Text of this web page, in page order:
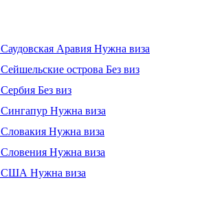
Саудовская Аравия Нужна виза
Сейшельские острова Без виз
Сербия Без виз
Сингапур Нужна виза
Словакия Нужна виза
Словения Нужна виза
США Нужна виза